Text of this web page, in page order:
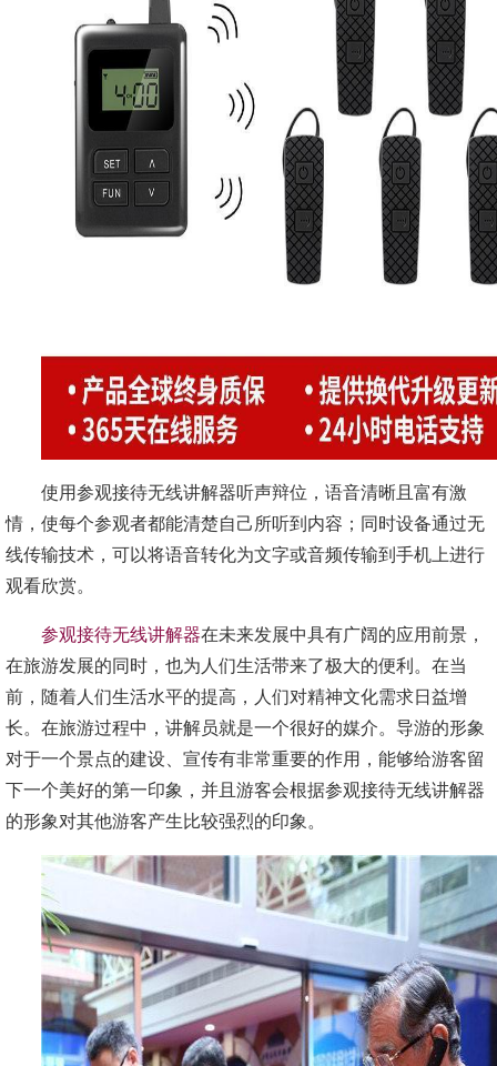
使用参观接待无线讲解器听声辩位，语音清晰且富有激
情，使每个参观者都能清楚自己所听到内容；同时设备通过无
线传输技术，可以将语音转化为文字或音频传输到手机上进行
观看欣赏。
参观接待无线讲解器在未来发展中具有广阔的应用前景，
在旅游发展的同时，也为人们生活带来了极大的便利。在当
前，随着人们生活水平的提高，人们对精神文化需求日益增
长。在旅游过程中，讲解员就是一个很好的媒介。导游的形象
对于一个景点的建设、宣传有非常重要的作用，能够给游客留
下一个美好的第一印象，并且游客会根据参观接待无线讲解器
的形象对其他游客产生比较强烈的印象。